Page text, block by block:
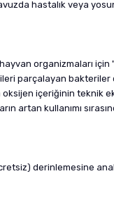
hastalık veya
organizmaları için
parçalayan bakteriler
oksijen içeriğinin teknik
artan kullanımı
derinlemesine